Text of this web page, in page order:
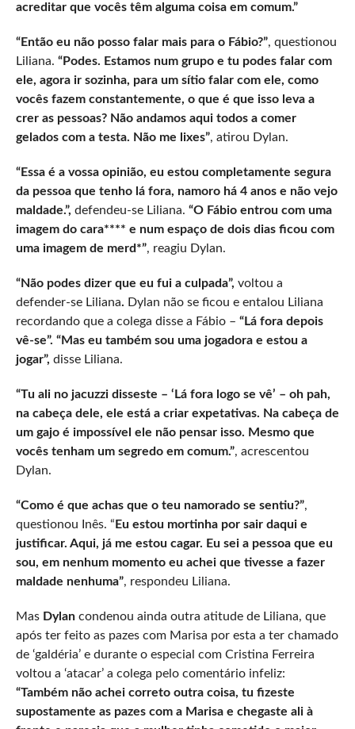
acreditar que vocês têm alguma coisa em comum.”
“Então eu não posso falar mais para o Fábio?”, questionou
Liliana. “Podes. Estamos num grupo e tu podes falar com
ele, agora ir sozinha, para um sítio falar com ele, como
vocês fazem constantemente, o que é que isso leva a
crer as pessoas? Não andamos aqui todos a comer
gelados com a testa. Não me lixes”, atirou Dylan.
“Essa é a vossa opinião, eu estou completamente segura
da pessoa que tenho lá fora, namoro há 4 anos e não vejo
maldade.”, defendeu-se Liliana. “O Fábio entrou com uma
imagem do cara**** e num espaço de dois dias ficou com
uma imagem de merd*”, reagiu Dylan.
“Não podes dizer que eu fui a culpada”, voltou a
defender-se Liliana. Dylan não se ficou e entalou Liliana
recordando que a colega disse a Fábio – “Lá fora depois
vê-se”. “Mas eu também sou uma jogadora e estou a
jogar”, disse Liliana.
“Tu ali no jacuzzi disseste – ‘Lá fora logo se vê’ – oh pah,
na cabeça dele, ele está a criar expetativas. Na cabeça de
um gajo é impossível ele não pensar isso. Mesmo que
vocês tenham um segredo em comum.”, acrescentou
Dylan.
“Como é que achas que o teu namorado se sentiu?”,
questionou Inês. “ Eu estou mortinha por sair daqui e
justificar. Aqui, já me estou cagar. Eu sei a pessoa que eu
sou, em nenhum momento eu achei que tivesse a fazer
maldade nenhuma”, respondeu Liliana.
Mas Dylancondenou ainda outra atitude de Liliana, que
após ter feito as pazes com Marisa por esta a ter chamado
de ‘galdéria’ e durante o especial com Cristina Ferreira
voltou a ‘atacar’ a colega pelo comentário infeliz:
“Também não achei correto outra coisa, tu fizeste
supostamente as pazes com a Marisa e chegaste ali à